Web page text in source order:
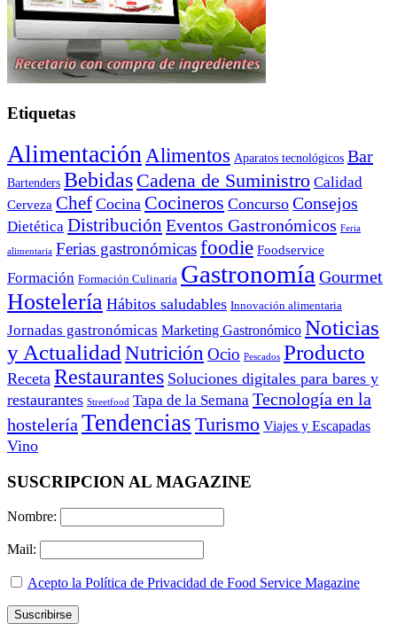
Etiquetas
Alimentación Alimentos Aparatos tecnológicos Bar
Bartenders Bebidas Cadena de Suministro Calidad
Cerveza Chef Cocina Cocineros Concurso Consejos
Dietética Distribución Eventos Gastronómicos Feria
alimentaria Ferias gastronómicasfoodie Foodservice
Formación Formación Culinaria Gastronomía Gourmet
Hostelería Hábitos saludables Innovación alimentaria
Jornadas gastronómicas Marketing Gastronómico Noticias
y Actualidad Nutrición Ocio Pescados Producto
Receta Restaurantes Soluciones digitales para bares y
restaurantes Streetfood Tapa de la Semana Tecnología en la
hostelería Tendencias Turismo Viajes y Escapadas
Vino
SUSCRIPCION AL MAGAZINE
Nombre:
Mail:
Acepto la Política de Privacidad de Food Service Magazine